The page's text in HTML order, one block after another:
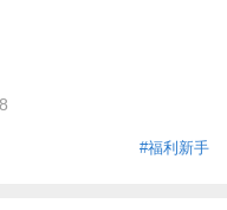
#福利新手